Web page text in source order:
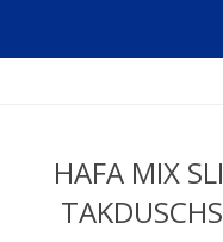
HAFA MIX